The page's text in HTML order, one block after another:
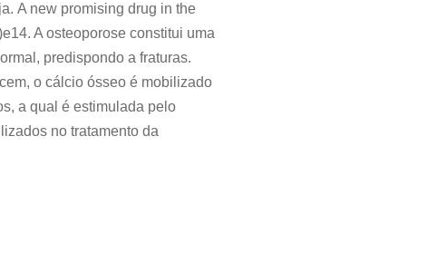
A new promising drug in the
A osteoporose constitui uma
predispondo a fraturas.
o cálcio ósseo é mobilizado
a qual é estimulada pelo
no tratamento da